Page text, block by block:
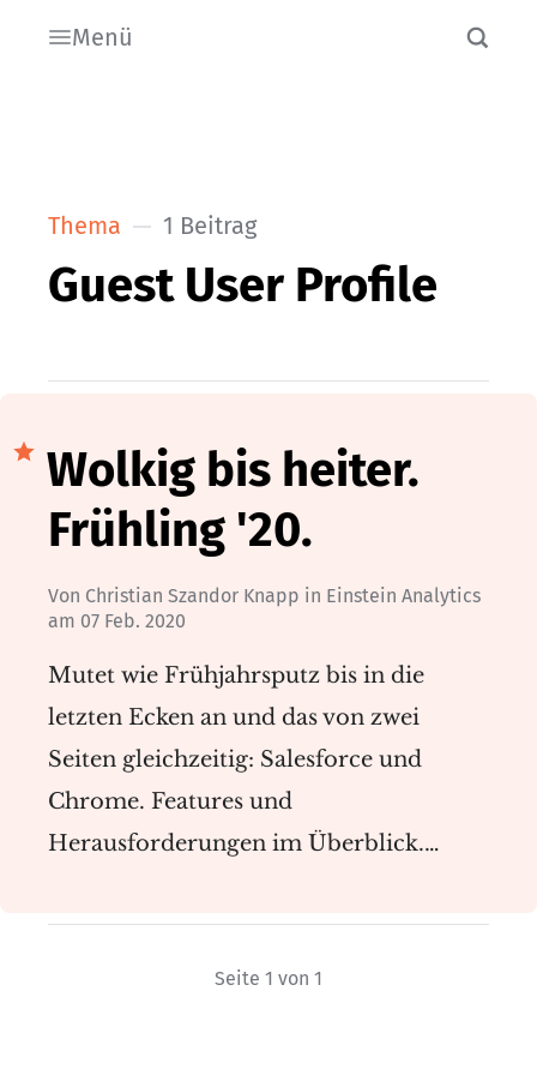
Menü
Thema 1 Beitrag
Guest User Profile
Wolkig bis heiter.
Frühling '20.
Von Christian Szandor Knapp in Einstein Analytics
am 07 Feb. 2020
Mutet wie Frühjahrsputz bis in die
letzten Ecken an und das von zwei
Seiten gleichzeitig: Salesforce und
Chrome. Features und
Herausforderungen im Überblick.…
Seite 1 von 1